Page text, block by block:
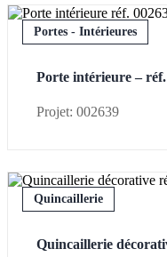
Portes - Intérieures
Porte intérieure – réf.
Projet: 002639
Quincaillerie
Quincaillerie